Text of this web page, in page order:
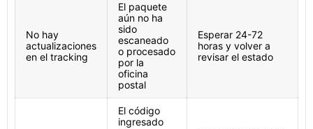
No hay
actualizaciones
en el tracking
El paquete
aún no ha
sido
escaneado
o procesado
por la
oficina
postal
Esperar 24-72
horas y volver a
revisar el estado
El código
ingresado